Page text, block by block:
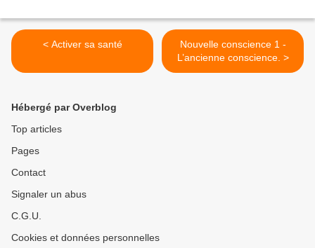
< Activer sa santé
Nouvelle conscience 1 -
L’ancienne conscience. >
Hébergé par Overblog
Top articles
Pages
Contact
Signaler un abus
C.G.U.
Cookies et données personnelles